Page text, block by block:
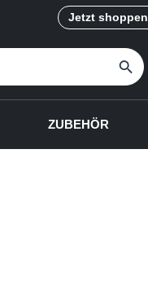
Jetzt shoppen
ZUBEHÖR